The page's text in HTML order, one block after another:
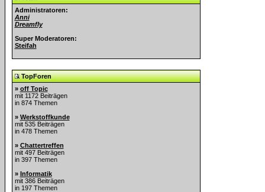
Administratoren:
Anni
Dreamfly
Super Moderatoren:
Steifah
TopForen
» off Topic
mit 1172 Beiträgen
in 874 Themen
» Werkstoffkunde
mit 535 Beiträgen
in 478 Themen
» Chattertreffen
mit 497 Beiträgen
in 397 Themen
» Informatik
mit 386 Beiträgen
in 197 Themen